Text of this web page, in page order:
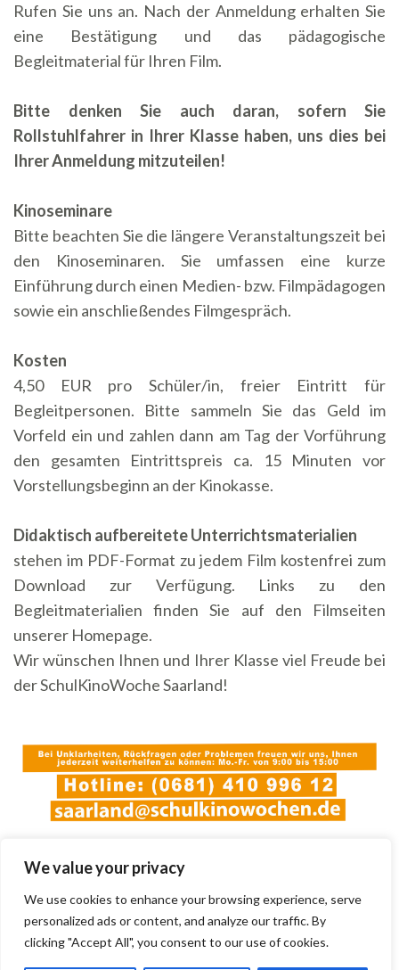
We value your privacy
We use cookies to enhance your browsing experience, serve
personalized ads or content, and analyze our traffic. By
clicking "Accept All", you consent to our use of cookies.
Rufen Sie uns an. Nach der Anmeldung erhalten Sie
eine Bestätigung und das pädagogische
Begleitmaterial für Ihren Film.
Bitte denken Sie auch daran, sofern Sie
Rollstuhlfahrer in Ihrer Klasse haben, uns dies bei
Ihrer Anmeldung mitzuteilen!
Kinoseminare
Bitte beachten Sie die längere Veranstaltungszeit bei
den Kinoseminaren. Sie umfassen eine kurze
Einführung durch einen Medien- bzw. Filmpädagogen
sowie ein anschließendes Filmgespräch.
Kosten
4,50 EUR pro Schüler/in, freier Eintritt für
Begleitpersonen. Bitte sammeln Sie das Geld im
Vorfeld ein und zahlen dann am Tag der Vorführung
den gesamten Eintrittspreis ca. 15 Minuten vor
Vorstellungsbeginn an der Kinokasse.
Didaktisch aufbereitete Unterrichtsmaterialien
stehen im PDF-Format zu jedem Film kostenfrei zum
Download zur Verfügung. Links zu den
Begleitmaterialien finden Sie auf den Filmseiten
unserer Homepage.
Wir wünschen Ihnen und Ihrer Klasse viel Freude bei
der SchulKinoWoche Saarland!